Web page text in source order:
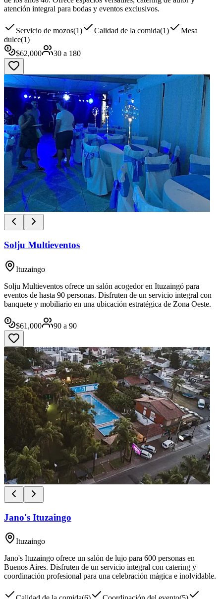
atención integral para bodas y eventos exclusivos.
Servicio de mozos(1) Calidad de la comida(1)
Mesa
dulce(1)
$62,000 30 a 180
Solju Multieventos
Ituzaingo
Solju Multieventos ofrece un salón acogedor en Ituzaingó para
eventos de hasta 90 personas. Disfruten de un servicio integral con
banquete y mobiliario en una ubicación estratégica de Zona Oeste.
$61,000 90 a 90
Jano's Ituzaingo
Ituzaingo
Jano's Ituzaingo ofrece un salón de lujo para 600 personas en
Buenos Aires. Disfruten de un servicio integral con catering y
coordinación profesional para una celebración mágica e inolvidable.